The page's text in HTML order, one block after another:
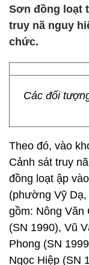
Sơn đồng loạt
truy nã nguy
chức.
Các đối
Theo đó, vào
Cảnh sát truy
đồng loạt ập
(phường Vỹ
gồm: Nông Văn
(SN 1990), Vũ
Phong (SN
Ngọc Hiệp (SN